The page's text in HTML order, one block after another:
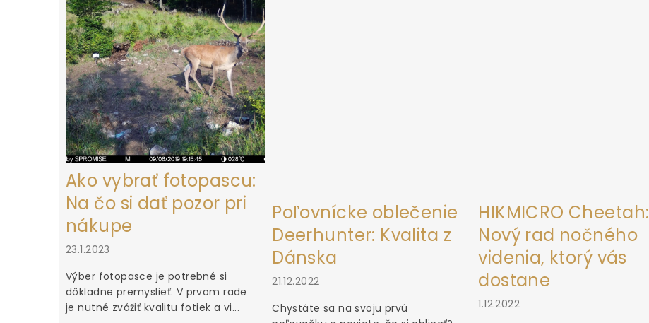
Ako vybrať fotopascu:
Na čo si dať pozor pri
nákupe
23.1.2023
Výber fotopasce je potrebné si
dôkladne premyslieť. V prvom rade
je nutné zvážiť kvalitu fotiek a vi...
Poľovnícke oblečenie
Deerhunter: Kvalita z
Dánska
21.12.2022
Chystáte sa na svoju prvú
HIKMICRO Cheetah:
Nový rad nočného
videnia, ktorý vás
dostane
1.12.2022